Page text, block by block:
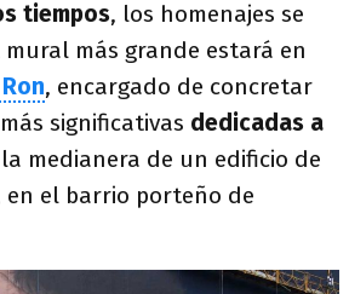
tiempos, los homenajes se
más grande estará en
, encargado de concretar
significativas dedicadas a
medianera de un edificio de
en el barrio porteño de